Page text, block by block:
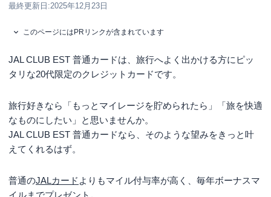
最終更新日:2025年12月23日
このページにはPRリンクが含まれています
JAL CLUB EST 普通カードは、旅行へよく出かける方にピッ
タリな20代限定のクレジットカードです。
旅行好きなら「もっとマイレージを貯められたら」「旅を快適
なものにしたい」と思いませんか。
JAL CLUB EST 普通カードなら、そのような望みをきっと叶
えてくれるはず。
普通のJALカード よりもマイル付与率が高く、毎年ボーナスマ
イルまでプレゼント。